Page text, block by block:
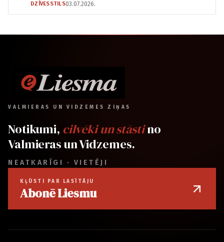
DZĪVESSTILS03.07.2026.
VALMIERAS UN VIDZEMES ZIŅAS
Notikumi, cilvēki un stāstino
Valmieras un Vidzemes.
NEATKARĪGI · VIETĒJI
KĻŪSTI PAR LASĪTĀJU
Abonē Liesmu